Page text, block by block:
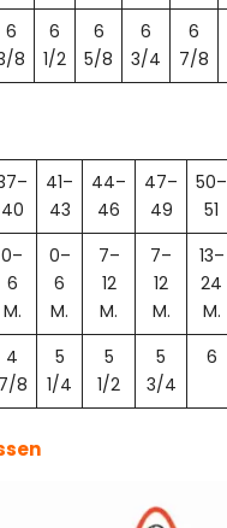
6
8
6
1/2
6
5/8
6
3/4
6
7/8
40
41–
43
44–
46
47–
49
50–
51
0–
6
M.
0–
6
M.
7–
12
M.
7–
12
M.
13–
24
M.
4
7/8
5
1/4
5
1/2
5
3/4
6